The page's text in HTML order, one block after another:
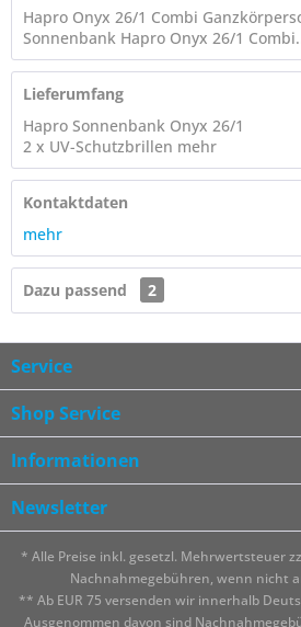
Hapro Onyx 26/1 Combi
Sonnenbank Hapro Onyx 26/1
Lieferumfang
Hapro Sonnenbank Onyx 26/1
2 x UV-Schutzbrillen mehr
Kontaktdaten
mehr
Dazu passend 2
Service
Shop Service
Informationen
Newsletter
* Alle Preise inkl. gesetzl. Mehrwertsteuer
Nachnahmegebühren, wenn nicht
** Ab EUR 75 versenden wir innerhalb
Ausgenommen davon sind